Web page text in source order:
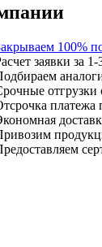
100%
заявки за
отгрузки
платежа